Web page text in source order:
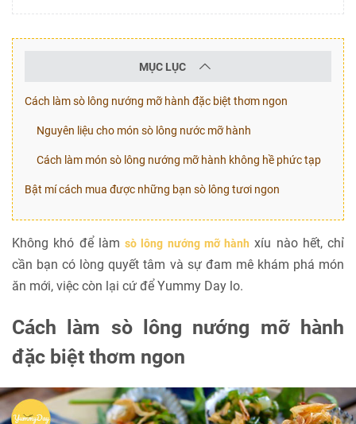
MỤC LỤC
Cách làm sò lông nướng mỡ hành đặc biệt thơm ngon
Nguyên liệu cho món sò lông nước mỡ hành
Cách làm món sò lông nướng mỡ hành không hề phức tạp
Bật mí cách mua được những bạn sò lông tươi ngon
Không khó để làm sò lông nướng mỡ hành xíu nào hết, chỉ
cần bạn có lòng quyết tâm và sự đam mê khám phá món
ăn mới, việc còn lại cứ để Yummy Day lo.
Cách làm sò lông nướng mỡ hành
đặc biệt thơm ngon